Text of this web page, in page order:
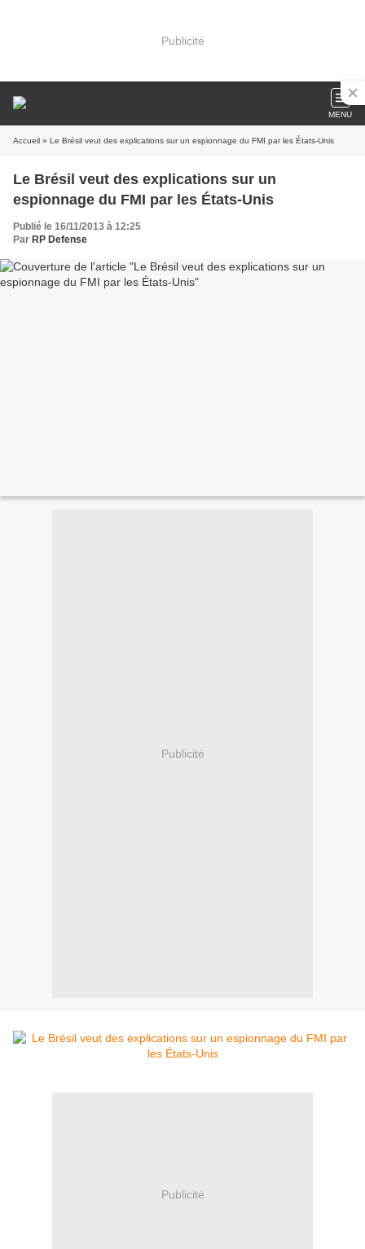
Publicité
MENU
Accueil » Le Brésil veut des explications sur un espionnage du FMI par les États-Unis
Le Brésil veut des explications sur un
espionnage du FMI par les États-Unis
Publié le 16/11/2013 à 12:25
Par RP Defense
Publicité
Publicité